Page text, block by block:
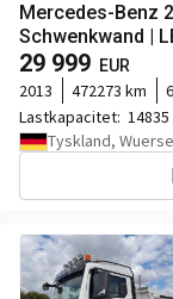
Mercedes-Benz
Schwenkwand |
29 999 EUR
2013 472273 km
Lastkapacitet:
Tyskland,